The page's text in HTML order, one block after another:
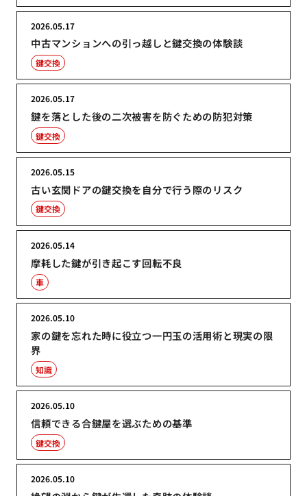
中古マンションへの引っ越しと鍵交換の体験談
2026.05.17
鍵交換
鍵を落とした後の二次被害を防ぐための防犯対策
2026.05.17
鍵交換
古い玄関ドアの鍵交換を自分で行う際のリスク
2026.05.15
鍵交換
摩耗した鍵が引き起こす回転不良
2026.05.14
車
家の鍵を忘れた時に役立つ一円玉の活用術と現実の限
界
2026.05.10
知識
信頼できる合鍵屋を選ぶための基準
2026.05.10
鍵交換
2026.05.10